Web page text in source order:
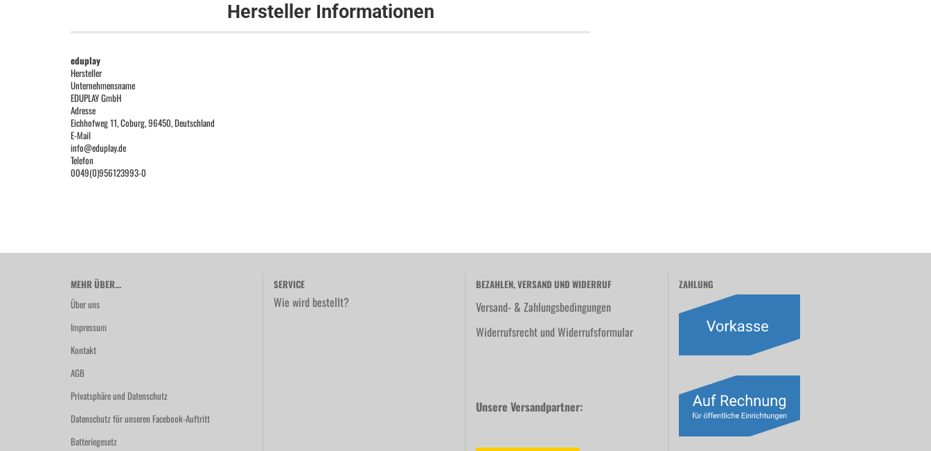
Hersteller Informationen
eduplay
Hersteller
Unternehmensname
EDUPLAY GmbH
Adresse
Eichhofweg 11, Coburg, 96450, Deutschland
E-Mail
info@eduplay.de
Telefon
0049(0)956123993-0
MEHR ÜBER...
Über uns
Impressum
Kontakt
AGB
Privatsphäre und Datenschutz
Datenschutz für unseren Facebook-Auftritt
Batteriegesetz
SERVICE
Wie wird bestellt?
BEZAHLEN, VERSAND UND WIDERRUF
Versand- & Zahlungsbedingungen
Widerrufsrecht und Widerrufsformular
Unsere Versandpartner:
ZAHLUNG